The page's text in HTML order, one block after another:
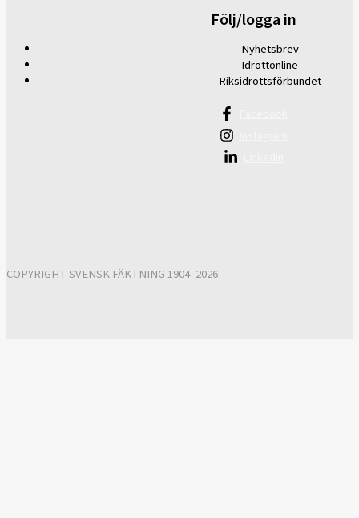
Följ/logga in
Nyhetsbrev
Idrottonline
Riksidrottsförbundet
COPYRIGHT SVENSK FÄKTNING 1904–2026